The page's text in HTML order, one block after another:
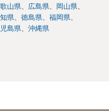
山県 広島県
岡山県
県 徳島県
福岡県
島県 沖縄県